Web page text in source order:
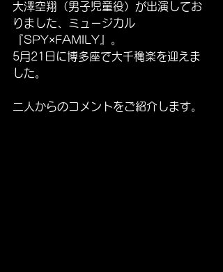
大澤空翔（男子児童役）が出演してお
りました、ミュージカル
『SPY×FAMILY』。
5月21日に博多座で大千穐楽を迎えま
した。
二人からのコメントをご紹介します。